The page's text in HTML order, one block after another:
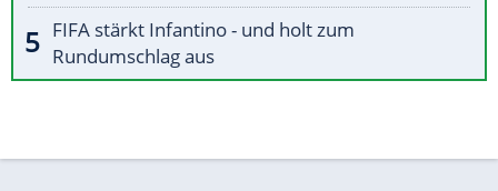
FIFA stärkt Infantino - und holt zum
Rundumschlag aus